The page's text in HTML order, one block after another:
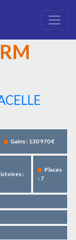
Gains : 130 970 €
:
Places
: 7